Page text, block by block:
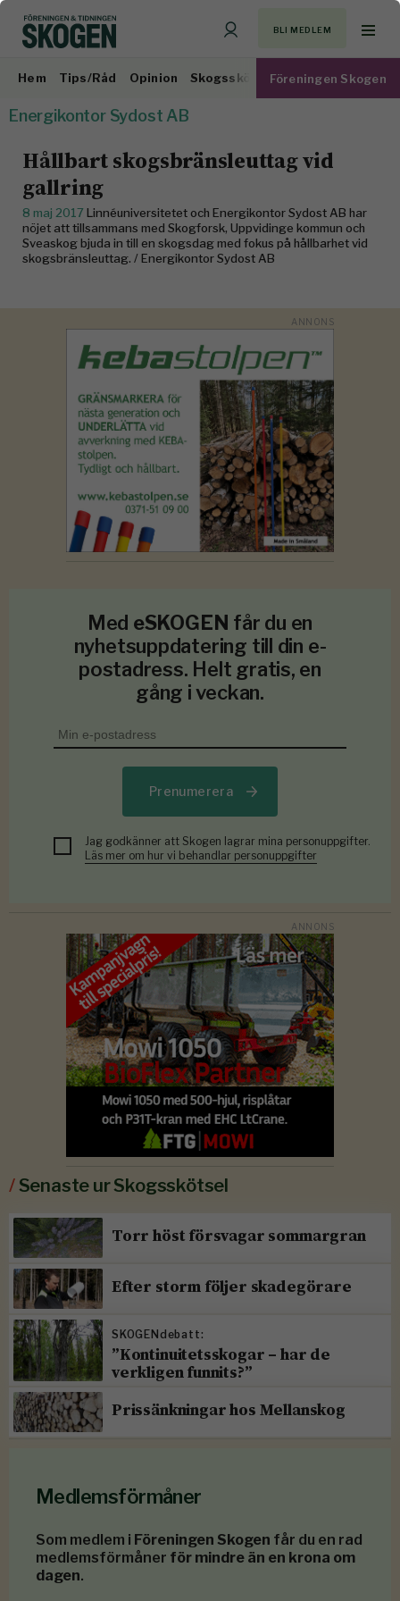
BLI MEDLEM
Hem Tips/Råd Opinion Skogsskötsel Virkesmarknad
Föreningen Skogen
Energikontor Sydost AB
Hållbart skogsbränsleuttag vid
gallring
8 maj 2017 Linnéuniversitetet och Energikontor Sydost AB har
nöjet att tillsammans med Skogforsk, Uppvidinge kommun och
Sveaskog bjuda in till en skogsdag med fokus på hållbarhet vid
skogsbränsleuttag. / Energikontor Sydost AB
Med eSKOGEN får du en
nyhetsuppdatering till din e-
postadress. Helt gratis, en
gång i veckan.
Prenumerera
Jag godkänner att Skogen lagrar mina personuppgifter.
Läs mer om hur vi behandlar personuppgifter
/Senaste ur Skogsskötsel
Torr höst försvagar sommargran
Efter storm följer skadegörare
SKOGENdebatt:
”Kontinuitetsskogar – har de
verkligen funnits?”
Prissänkningar hos Mellanskog
Medlemsförmåner
Som medlem i Föreningen Skogen får du en rad
medlemsförmåner för mindre än en krona om
dagen.